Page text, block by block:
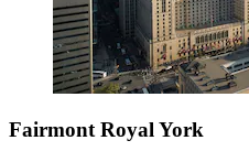
Fairmont Royal York